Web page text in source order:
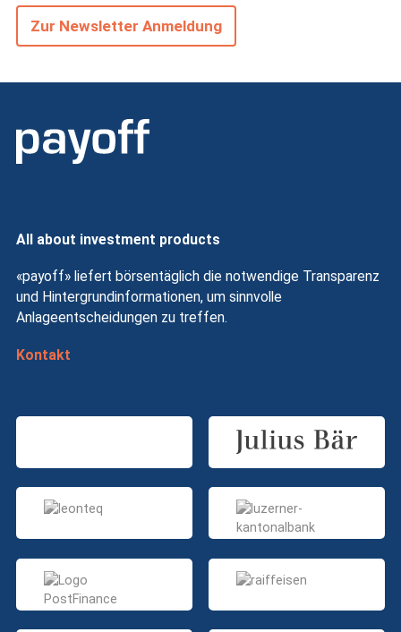
e
Zur Newsletter Anmeldung
All about investment products
«payoff» liefert börsentäglich die notwendige Transparenz
und Hintergrundinformationen, um sinnvolle
Anlageentscheidungen zu treffen.
Kontakt